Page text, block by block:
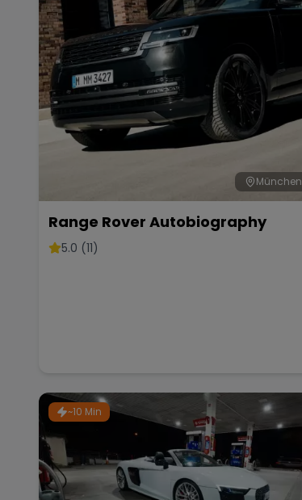
München
Range Rover Autobiography
5.0 (11)
~10 Min